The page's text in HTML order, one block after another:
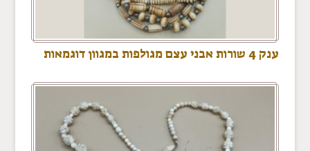
ענק 4 שורות אבני עצם מגולפות במגוון דוגמאות